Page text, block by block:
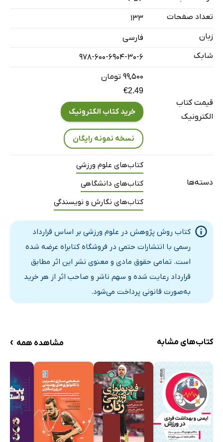
فصل هشتم: روش‌های گردآوری و تحلیل داده‌ها
فصل دهم: گزارش‌نویسی پایانی پژوهش
تعداد صفحات
133
زبان
فارسی
شابک
978-600-6904-30-6
قیمت کتاب
الکترونیک
۹۹,۵۰۰ تومان
€2.49
خرید کتاب الکترونیک
نسخه نمونه رایگان
دسته‌ها
کتاب‌های علوم ورزشی
کتاب‌های دانشگاهی
کتاب‌های نگارش و نویسندگی
کتاب روش پژوهش در علوم ورزشی بر اساس قرارداد
رسمی با انتشارات حتمی در فروشگاه کتابراه عرضه شده
است. تمامی حقوق مادی و معنوی نشر این اثر مطابق
قرارداد رعایت شده و سهم ناشر و صاحب اثر از هر خرید
به‌صورت قانونی پرداخت می‌شود.
کتاب‌های مشابه مشاهده همه ›